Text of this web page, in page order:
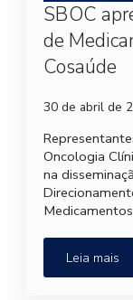
SBOC
de
Cosaúde
30 de abril de
Oncologia
na
Leia mais